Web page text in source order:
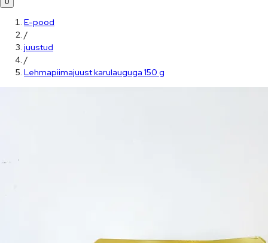
E-pood
/
juustud
/
Lehmapiimajuust karulauguga 150 g